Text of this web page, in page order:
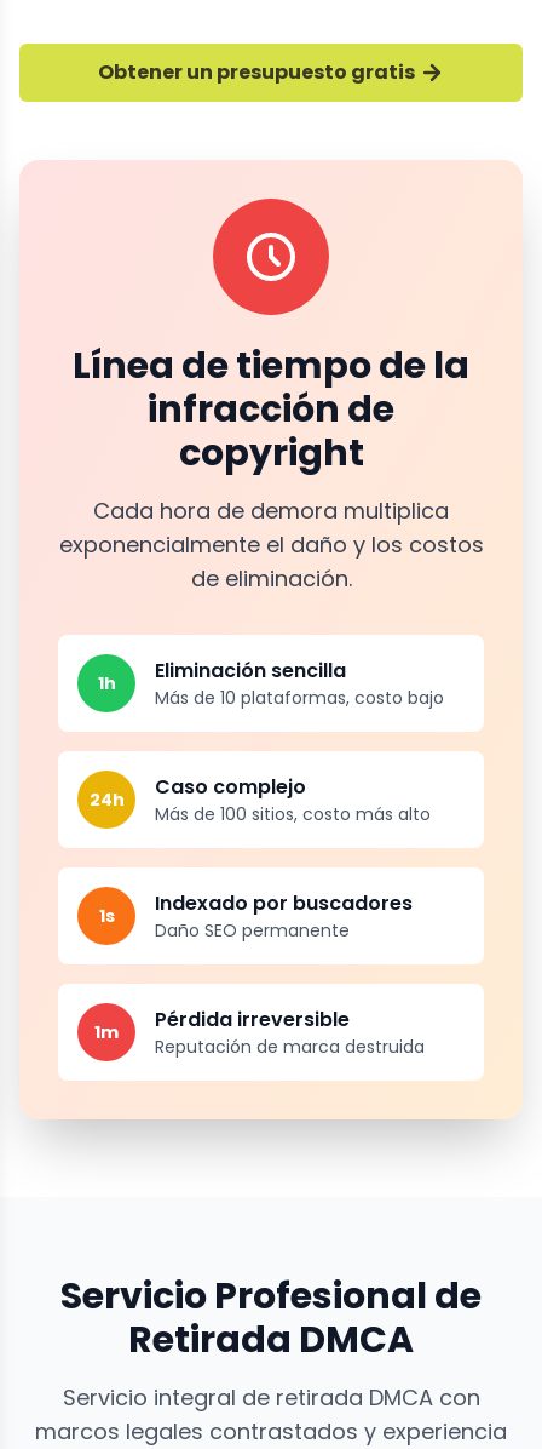
Obtener un presupuesto gratis
Línea de tiempo de la
infracción de
copyright
Cada hora de demora multiplica
exponencialmente el daño y los costos
de eliminación.
1h Eliminación sencilla
Más de 10 plataformas, costo bajo
24h Caso complejo
Más de 100 sitios, costo más alto
1s Indexado por buscadores
Daño SEO permanente
1m Pérdida irreversible
Reputación de marca destruida
Servicio Profesional de
Retirada DMCA
Servicio integral de retirada DMCA con
marcos legales contrastados y experiencia